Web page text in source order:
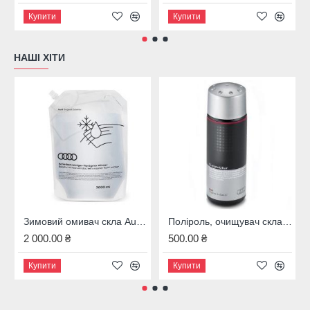
Купити Купити
НАШІ ХІТИ
Зимовий омивач скла Audi, 4M8096323B
2 000.00 ₴
Купити
Поліроль, очищувач скла Audi, 00A096329020
500.00 ₴
Купити